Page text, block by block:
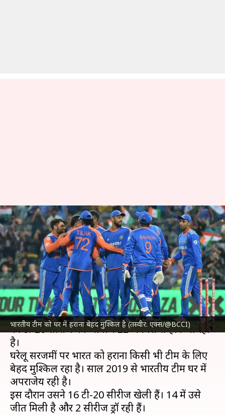
भारतीय टीम को घर में हराना बेहद मुश्किल है (तस्वीर: एक्स/@BCCI)
लगभग 6 साल से घरेलू सरजमीं पर
टी-20 सीरीज नहीं हारी भारतीय
क्रिकेट टीम, जानिए आंकड़े
लेखन आदर्श कुमार Jan 22, 2025 10:30 am
क्या है खबर?
भारतीय क्रिकेट टीमऔरइंग्लैंड क्रिकेट टीमके बीच 5 मैचों
की टी-20 सीरीज का आगाज 22 जनवरी से होने जा रहा
है।
घरेलू सरजमीं पर भारत को हराना किसी भी टीम के लिए
बेहद मुश्किल रहा है। साल 2019 से भारतीय टीम घर में
अपराजेय रही है।
इस दौरान उसने 16 टी-20 सीरीज खेली हैं। 14 में उसे
जीत मिली है और 2 सीरीज ड्रॉ रही हैं।